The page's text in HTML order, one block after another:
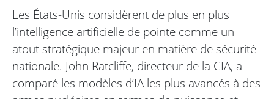
Les États-Unis considèrent de plus en plus
l’intelligence artificielle de pointe comme un
atout stratégique majeur en matière de sécurité
nationale. John Ratcliffe, directeur de la CIA, a
comparé les modèles d’IA les plus avancés à des